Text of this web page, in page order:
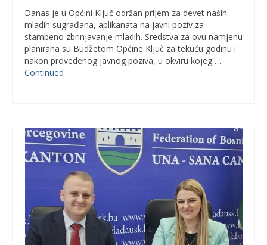
Danas je u Općini Ključ održan prijem za devet naših
mladih sugrađana, aplikanata na javni poziv za
stambeno zbrinjavanje mladih. Sredstva za ovu namjenu
planirana su Budžetom Općine Ključ za tekuću godinu i
nakon provedenog javnog poziva, u okviru kojeg …
Continued